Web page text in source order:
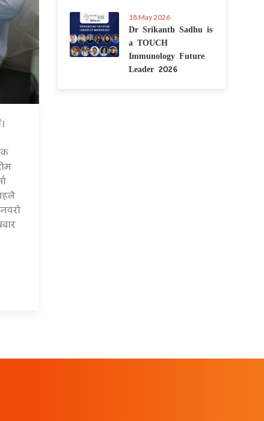
Jul 2020
18 May 2026
Dr Srikanth Sadhu is
a TOUCH
Immunology Future
Leader 2026